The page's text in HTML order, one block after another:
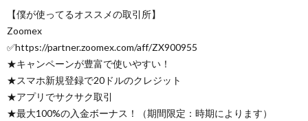
【僕が使ってるオススメの取引所】
Zoomex
✅https://partner.zoomex.com/aff/ZX900955
★キャンペーンが豊富で使いやすい！
★スマホ新規登録で20ドルのクレジット
★アプリでサクサク取引
★最大100%の入金ボーナス！（期間限定：時期によります）